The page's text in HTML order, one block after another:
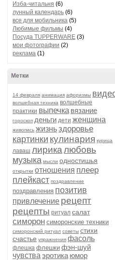
Изба-читальня (6)
лунный календарь (6)
все для мобильника (5)
Любимые фильмы (4)
Посуда TUPPERWARE (3)
мои фотографии (2)
реклама (1)
Метки
14 февраля анимация афоризмы
волшебная техника волшебные
практики выпечка вязание
гороскоп деньги дети женщина
живопись жизньздоровье
картинки кулинария курица
лаваш лирикалюбовь
музыка мысли одностишья
открытки отношения плеер
плейкаст поздравление
поздравления позитив
привлечение рецепт
рецепты ритуал салат
симорон симоронские техники
симоронский ритуал советы стихи
счастье упражнения фасоль
флешка флешки фэн-шуй
чувства эротика юмор